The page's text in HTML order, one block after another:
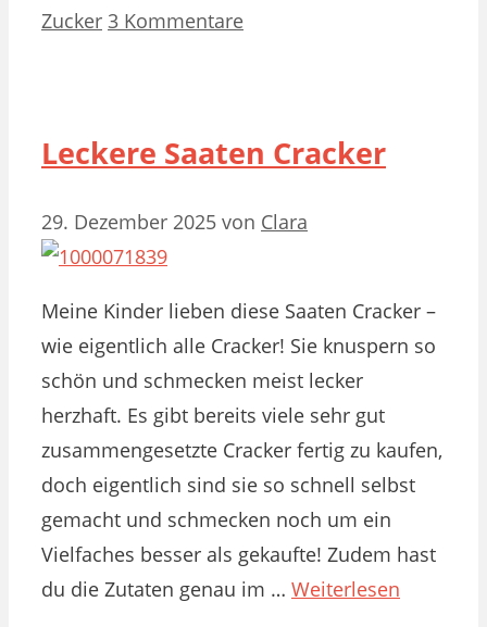
Zucker 3 Kommentare
Leckere Saaten Cracker
29. Dezember 2025 von Clara
Meine Kinder lieben diese Saaten Cracker –
wie eigentlich alle Cracker! Sie knuspern so
schön und schmecken meist lecker
herzhaft. Es gibt bereits viele sehr gut
zusammengesetzte Cracker fertig zu kaufen,
doch eigentlich sind sie so schnell selbst
gemacht und schmecken noch um ein
Vielfaches besser als gekaufte! Zudem hast
du die Zutaten genau im … Weiterlesen